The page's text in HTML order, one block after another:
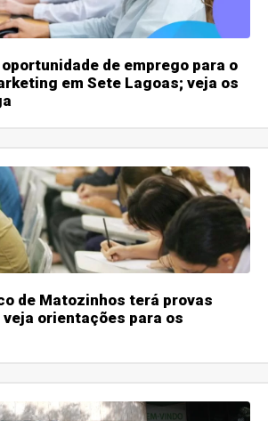
de emprego para o
em Sete Lagoas; veja os
de Matozinhos terá provas
orientações para os